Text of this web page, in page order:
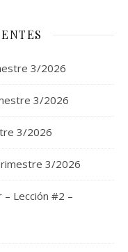
3/2026
3/2026
3/2026
3/2026
Lección #2 –